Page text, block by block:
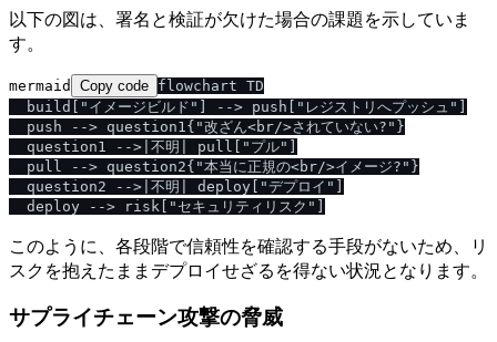
以下の図は、署名と検証が欠けた場合の課題を示していま
す。
mermaid Copy code flowchart TD
  build["イメージビルド"] --> push["レジストリへプッシュ"]
  push --> question1{"改ざん<br/>されていない?"}
  question1 -->|不明| pull["プル"]
  pull --> question2{"本当に正規の<br/>イメージ?"}
  question2 -->|不明| deploy["デプロイ"]
このように、各段階で信頼性を確認する手段がないため、リ
スクを抱えたままデプロイせざるを得ない状況となります。
サプライチェーン攻撃の脅威